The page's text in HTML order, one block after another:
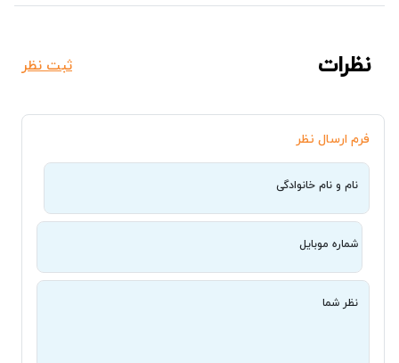
نظرات ثبت نظر
فرم ارسال نظر
نام و نام خانوادگی
شماره موبایل
نظر شما